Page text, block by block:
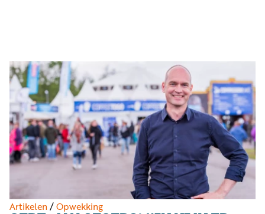
Artikelen/Opwekking
Podcasts
Muziek
Artikelen
Kanalen
Steun
onze
missie